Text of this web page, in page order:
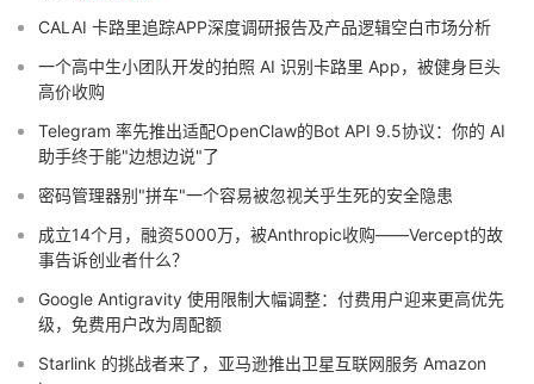
CALAI 卡路里追踪APP深度调研报告及产品逻辑空白市场分析
一个高中生小团队开发的拍照 AI 识别卡路里 App，被健身巨头
高价收购
Telegram 率先推出适配OpenClaw的Bot API 9.5协议：你的 AI
助手终于能"边想边说"了
密码管理器别"拼车"一个容易被忽视关乎生死的安全隐患
成立14个月，融资5000万，被Anthropic收购——Vercept的故
事告诉创业者什么？
Google Antigravity 使用限制大幅调整：付费用户迎来更高优先
级，免费用户改为周配额
Starlink 的挑战者来了，亚马逊推出卫星互联网服务 Amazon